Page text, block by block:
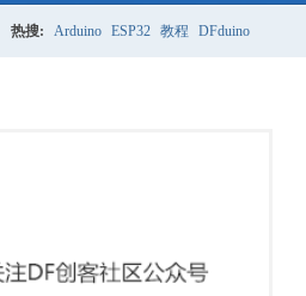
热搜: Arduino ESP32 教程 DFduino